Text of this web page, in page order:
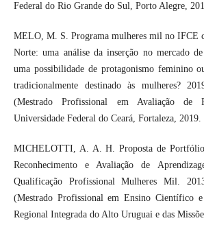
Federal do Rio Grande do Sul, Porto Alegre,
MELO, M. S. Programa mulheres mil no IFCE
Norte: uma análise da inserção no mercado de
uma possibilidade de protagonismo feminino
tradicionalmente destinado às mulheres?
(Mestrado Profissional em Avaliação de
Universidade Federal do Ceará, Fortaleza, 2019.
MICHELOTTI, A. A. H. Proposta de
Reconhecimento e Avaliação de
Qualificação Profissional Mulheres Mil.
(Mestrado Profissional em Ensino Científico
Regional Integrada do Alto Uruguai e das